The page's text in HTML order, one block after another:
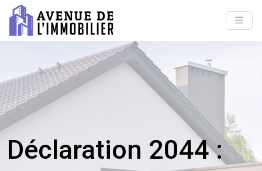
Déclaration 2044 :